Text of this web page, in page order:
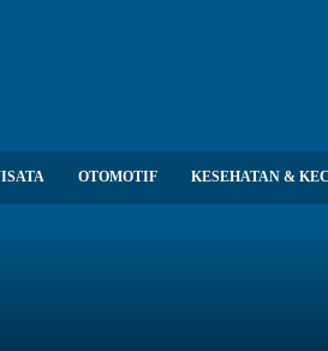
OTOMOTIF KESEHATAN &